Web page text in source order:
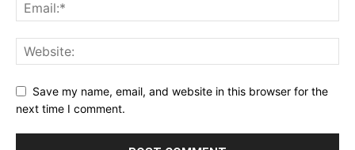
Save my name, email, and website in this browser for the
next time I comment.